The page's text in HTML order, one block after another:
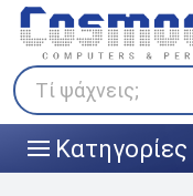
Τί ψάχνεις;
|||
Klarna
Πληρώστε σε 3
άτοκες δόσεις